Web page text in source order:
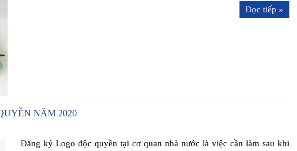
Đọc tiếp »
NĂM 2020
Đăng ký Logo độc quyền tại cơ quan nhà nước là việc cần làm sau khi